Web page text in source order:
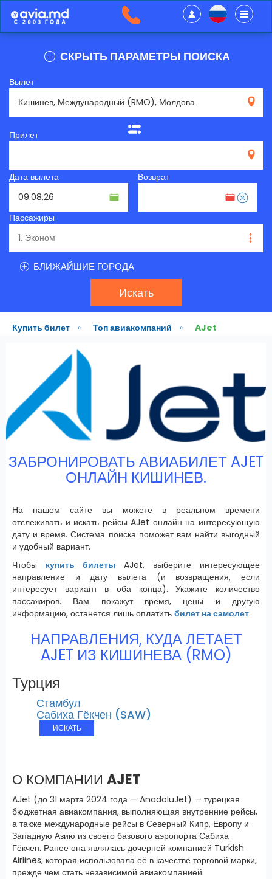
СКРЫТЬ ПАРАМЕТРЫ ПОИСКА
Вылет
Прилет
Дата вылета Возврат
Пассажиры
БЛИЖАЙШИЕ ГОРОДА
Искать
Купить билет » Топ авиакомпаний » AJet
ЗАБРОНИРОВАТЬ АВИАБИЛЕТ AJET
ОНЛАЙН КИШИНЕВ.
На нашем сайте вы можете в реальном времени
отслеживать и искать рейсы AJet онлайн на интересующую
дату и время. Система поиска поможет вам найти выгодный
и удобный вариант.
Чтобы купить билеты AJet, выберите интересующее
направление и дату вылета (и возвращения, если
интересует вариант в оба конца). Укажите количество
пассажиров. Вам покажут время, цены и другую
информацию, останется лишь оплатить билет на самолет.
НАПРАВЛЕНИЯ, КУДА ЛЕТАЕТ
AJET ИЗ КИШИНЕВА (RMO)
Турция
Стамбул
Сабиха Гёкчен (SAW)
ИСКАТЬ
О КОМПАНИИ AJET
AJet (до 31 марта 2024 года — AnadoluJet) — турецкая
бюджетная авиакомпания, выполняющая внутренние рейсы,
а также международные рейсы в Северный Кипр, Европу и
Западную Азию из своего базового аэропорта Сабиха
Гёкчен. Ранее она являлась дочерней компанией Turkish
Airlines, которая использовала её в качестве торговой марки,
прежде чем стать независимой авиакомпанией.